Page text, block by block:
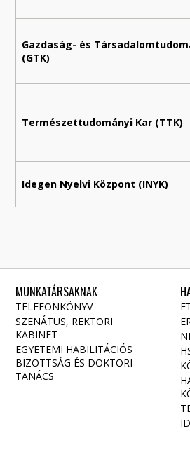
Gazdaság- és
(GTK)
Természettudományi Kar (TTK)
Idegen Nyelvi Központ (INYK)
MUNKATÁRSAKNAK
TELEFONKÖNYV
SZENÁTUS, REKTORI
KABINET
EGYETEMI HABILITÁCIÓS
BIZOTTSÁG ÉS DOKTORI
TANÁCS